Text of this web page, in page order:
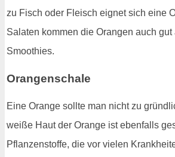
zu Fisch oder Fleisch eignet sich eine
Salaten kommen die Orangen auch gut
Smoothies.
Orangenschale
Eine Orange sollte man nicht zu
weiße Haut der Orange ist ebenfalls
Pflanzenstoffe, die vor vielen